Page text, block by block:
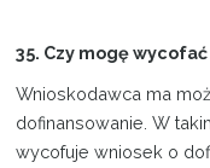
35. Czy mogę
Wnioskodawca ma
dofinansowanie. W
wycofuje wniosek o